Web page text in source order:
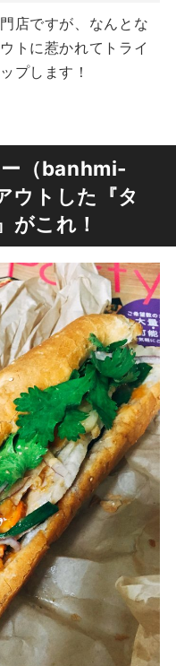
店ですが、なんとな
トに惹かれてトライ
プします！
ー（banhmi-
ウトした『タ
これ！